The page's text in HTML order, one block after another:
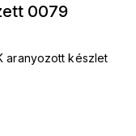
0079
aranyozott készlet